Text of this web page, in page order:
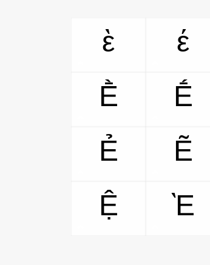
ὲ έ
Ḕ
Ḗ
Ẻ
Ẽ
Ệ
Ὲ